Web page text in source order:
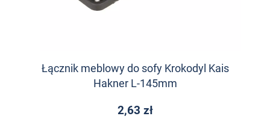
Łącznik meblowy do sofy Krokodyl Kais
Hakner L-145mm
2,63 zł